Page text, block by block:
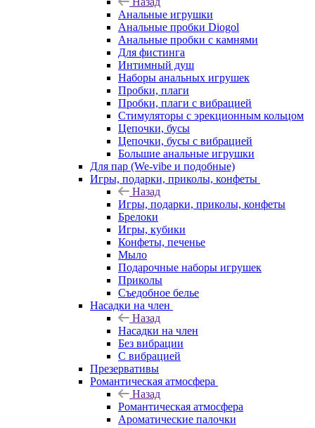
Анальные игрушки
Анальные пробки Diogol
Анальные пробки с камнями
Для фистинга
Интимный душ
Наборы анальных игрушек
Пробки, плаги
Пробки, плаги с вибрацией
Стимуляторы с эрекционным кольцом
Цепочки, бусы
Цепочки, бусы с вибрацией
Большие анальные игрушки
Для пар (We-vibe и подобные)
Игры, подарки, приколы, конфеты
Назад
Игры, подарки, приколы, конфеты
Брелоки
Игры, кубики
Конфеты, печенье
Мыло
Подарочные наборы игрушек
Приколы
Съедобное белье
Насадки на член
Назад
Насадки на член
Без вибрации
С вибрацией
Презервативы
Романтическая атмосфера
Назад
Романтическая атмосфера
Ароматические палочки